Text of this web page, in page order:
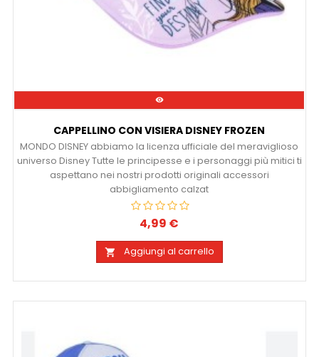

CAPPELLINO CON VISIERA DISNEY FROZEN
MONDO DISNEY abbiamo la licenza ufficiale del meraviglioso
universo Disney Tutte le principesse e i personaggi più mitici ti
aspettano nei nostri prodotti originali accessori
abbigliamento calzat
Prezzo
4,99 €
 Aggiungi al carrello